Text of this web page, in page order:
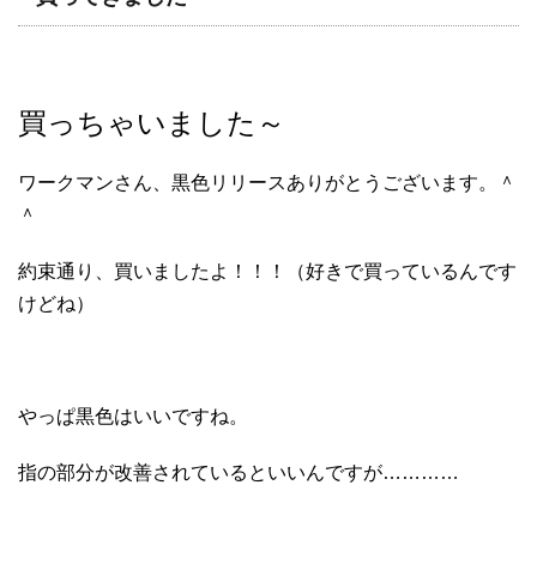
買っちゃいました～
ワークマンさん、黒色リリースありがとうございます。＾
＾
約束通り、買いましたよ！！！（好きで買っているんです
けどね）
やっぱ黒色はいいですね。
指の部分が改善されているといいんですが…………